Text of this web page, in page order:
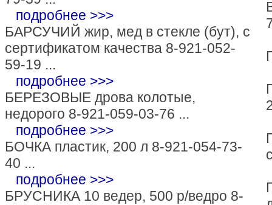
подробнее >>>
БАРСУЧИЙ жир, мед в стекле (бут), с
сертификатом качества 8-921-052-
59-19 ...
подробнее >>>
БЕРЕЗОВЫЕ дрова колотые,
недорого 8-921-059-03-76 ...
подробнее >>>
БОЧКА пластик, 200 л 8-921-054-73-
40 ...
подробнее >>>
БРУСНИКА 10 ведер, 500 р/ведро 8-